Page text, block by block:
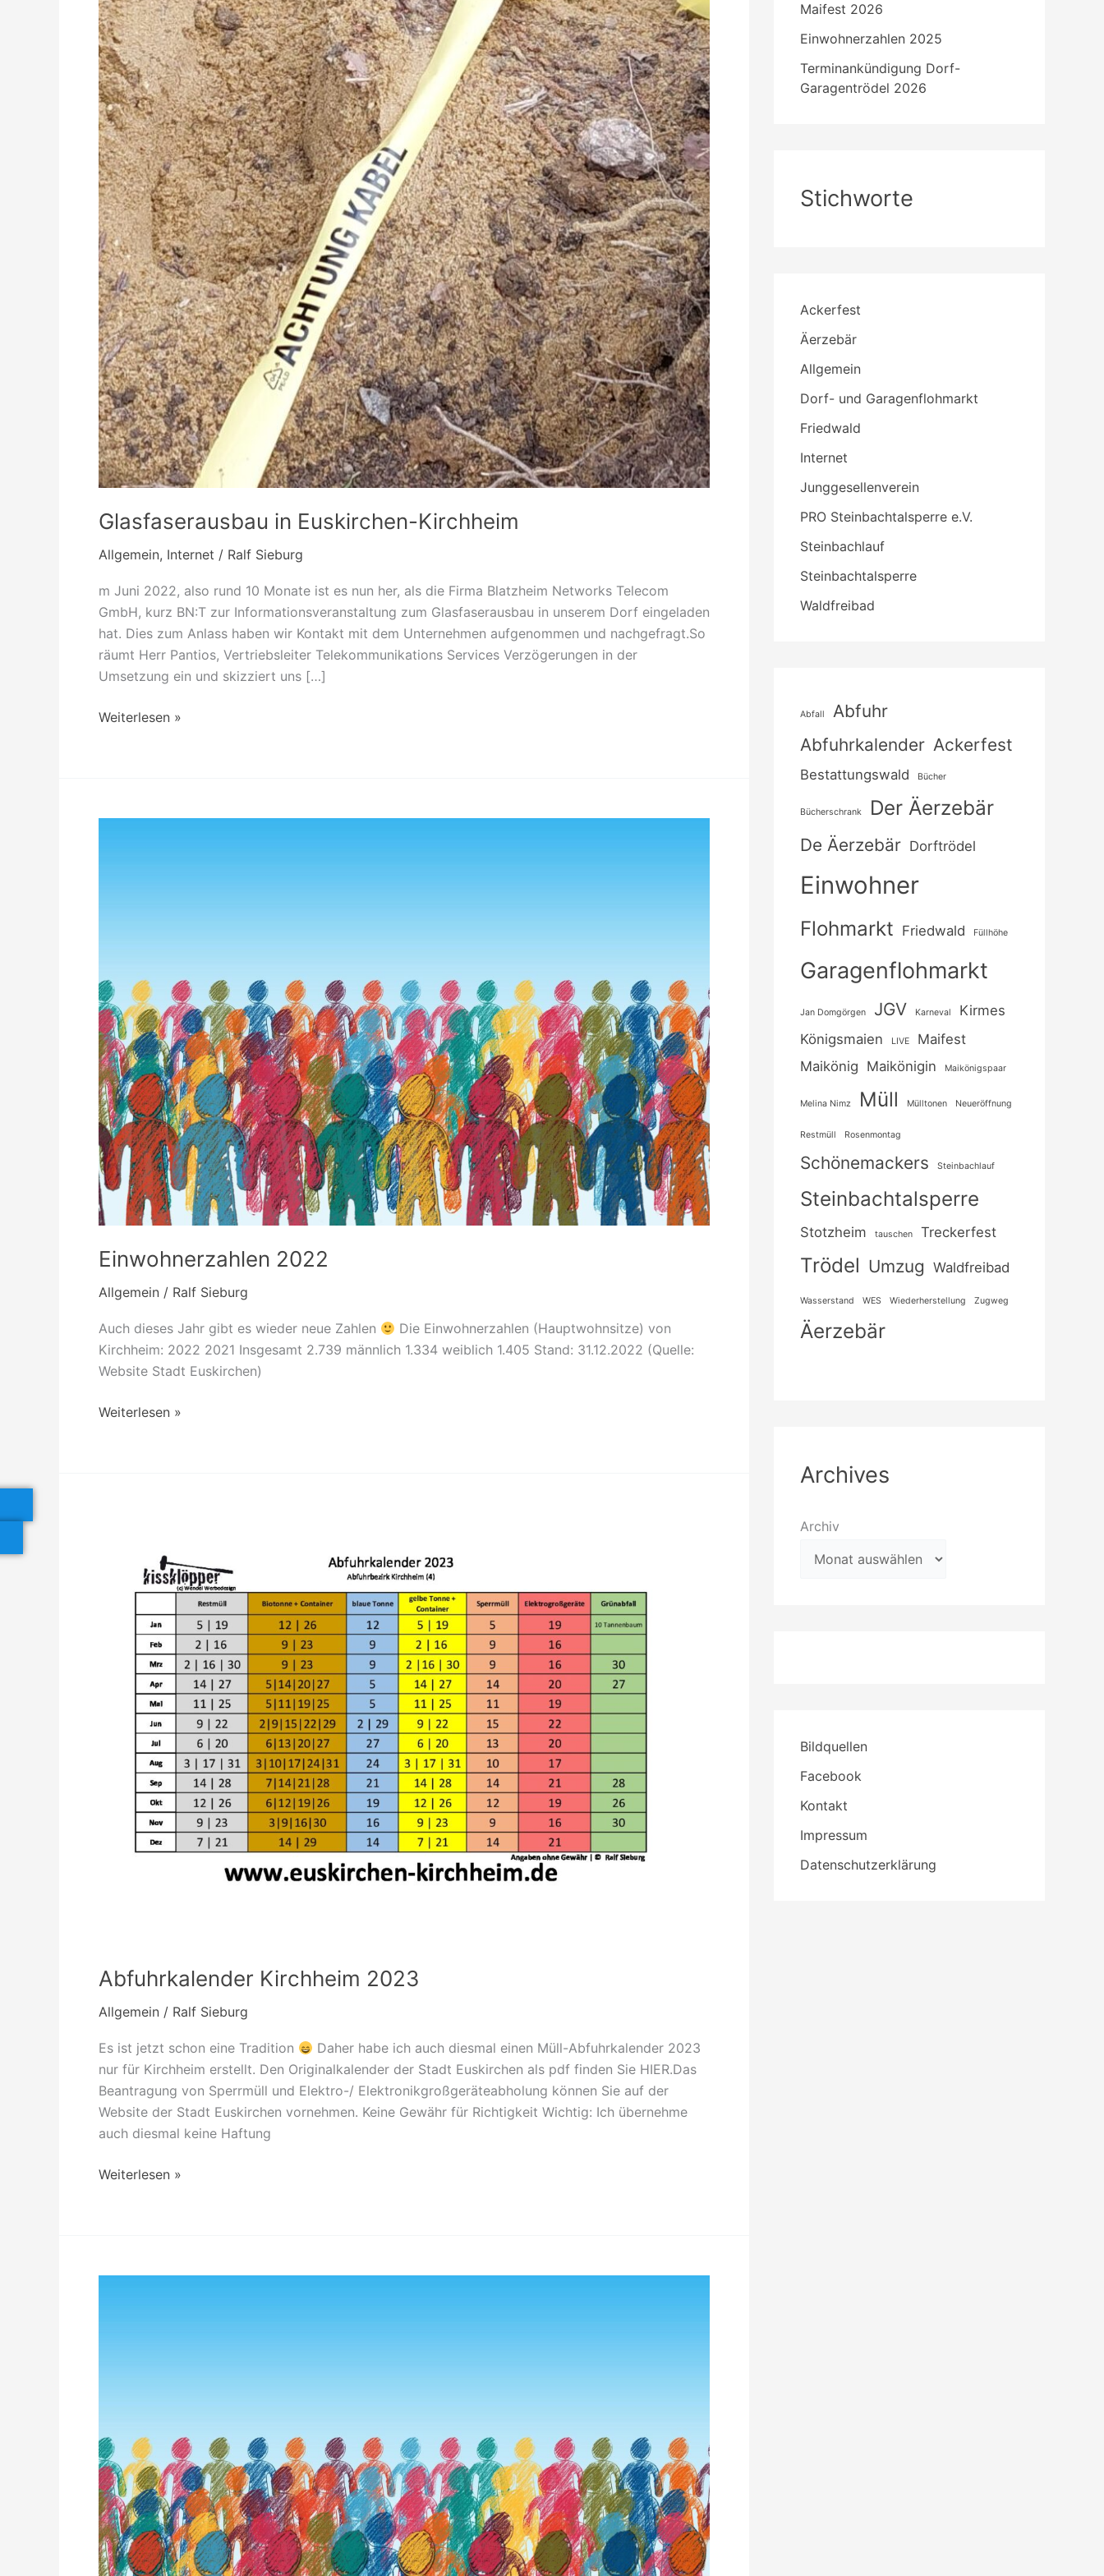
Glasfaserausbau in Euskirchen-Kirchheim
Allgemein, Internet / Ralf Sieburg
m Juni 2022, also rund 10 Monate ist es nun her, als die Firma Blatzheim Networks Telecom
GmbH, kurz BN:T zur Informationsveranstaltung zum Glasfaserausbau in unserem Dorf eingeladen
hat. Dies zum Anlass haben wir Kontakt mit dem Unternehmen aufgenommen und nachgefragt.So
räumt Herr Pantios, Vertriebsleiter Telekommunikations Services Verzögerungen in der
Umsetzung ein und skizziert uns […]
Weiterlesen »
Einwohnerzahlen 2022
Allgemein / Ralf Sieburg
Auch dieses Jahr gibt es wieder neue Zahlen
Die Einwohnerzahlen (Hauptwohnsitze) von
Kirchheim: 2022 2021 Insgesamt 2.739 männlich 1.334 weiblich 1.405 Stand: 31.12.2022 (Quelle:
Website Stadt Euskirchen)
Weiterlesen »
Abfuhrkalender Kirchheim 2023
Allgemein / Ralf Sieburg
Es ist jetzt schon eine Tradition
Daher habe ich auch diesmal einen Müll-Abfuhrkalender 2023
nur für Kirchheim erstellt. Den Originalkalender der Stadt Euskirchen als pdf finden Sie HIER.Das
Beantragung von Sperrmüll und Elektro-/ Elektronikgroßgeräteabholung können Sie auf der
Website der Stadt Euskirchen vornehmen. Keine Gewähr für Richtigkeit Wichtig: Ich übernehme
auch diesmal keine Haftung
Weiterlesen »
Maifest 2026
Einwohnerzahlen 2025
Terminankündigung Dorf-
Garagentrödel 2026
Stichworte
Ackerfest
Äerzebär
Allgemein
Dorf- und Garagenflohmarkt
Friedwald
Internet
Junggesellenverein
PRO Steinbachtalsperre e.V.
Steinbachlauf
Steinbachtalsperre
Waldfreibad
Abfall
Abfuhr
Abfuhrkalender Ackerfest
Bestattungswald Bücher
Bücherschrank Der Äerzebär
De Äerzebär Dorftrödel
Einwohner
Flohmarkt Friedwald Füllhöhe
Garagenflohmarkt
Jan Domgörgen JGV Karneval
Kirmes
Königsmaien
LIVE
Maifest
Maikönig Maikönigin Maikönigspaar
Melina Nimz Müll Mülltonen Neueröffnung
Restmüll Rosenmontag
Schönemackers Steinbachlauf
Steinbachtalsperre
Stotzheim tauschen Treckerfest
Trödel Umzug Waldfreibad
Wasserstand WES Wiederherstellung Zugweg
Äerzebär
Archives
Archiv
Bildquellen
Facebook
Kontakt
Impressum
Datenschutzerklärung